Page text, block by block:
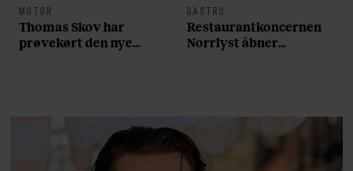
MOTOR
Thomas Skov har
prøvekørt den nye
GASTRO
Restaurantkoncernen
Norrlyst åbner